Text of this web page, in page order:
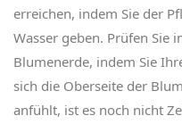
erreichen, indem Sie der
Wasser geben. Prüfen Sie
Blumenerde, indem Sie
sich die Oberseite der
anfühlt, ist es noch nicht